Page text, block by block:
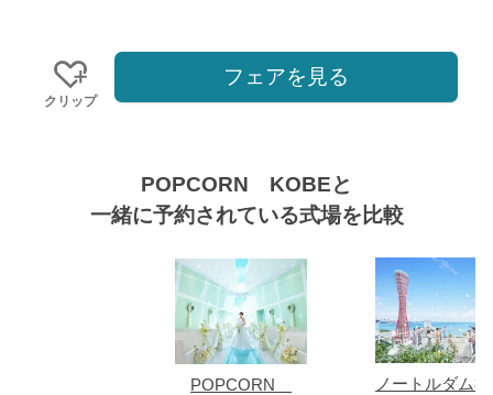
クリップ
フェアを見る
POPCORN KOBEと
一緒に予約されている式場を比較
POPCORN
ノートルダム